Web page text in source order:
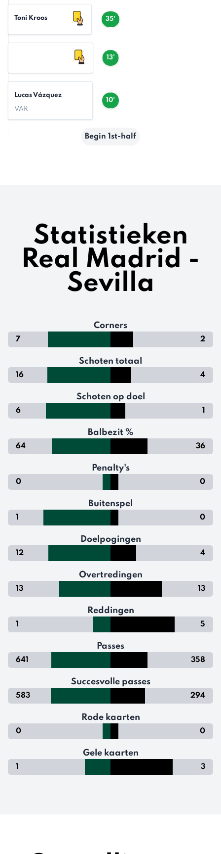
35'
Toni Kroos
13'
10'
Lucas Vázquez
VAR
Begin 1st-half
Statistieken
Real Madrid -
Sevilla
Corners
7 2
Schoten totaal
16 4
Schoten op doel
6 1
Balbezit %
64 36
Penalty's
0 0
Buitenspel
1 0
Doelpogingen
12 4
Overtredingen
13 13
Reddingen
1 5
Passes
641 358
Succesvolle passes
583 294
Rode kaarten
0 0
Gele kaarten
1 3